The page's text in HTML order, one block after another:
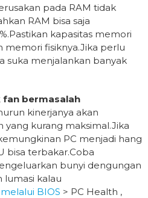
pada RAM tidak
RAM bisa saja
kapasitas memori
memori fisiknya.Jika perlu
suka menjalankan banyak
fan bermasalah
kinerjanya akan
kurang maksimal.Jika
PC menjadi hang
bisa terbakar.Coba
bunyi dengungan
lumasi kalau
BIOS > PC Health ,